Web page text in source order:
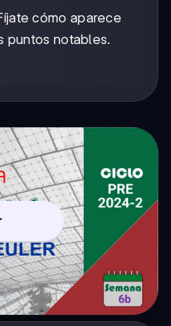
cómo aparece
puntos notables.